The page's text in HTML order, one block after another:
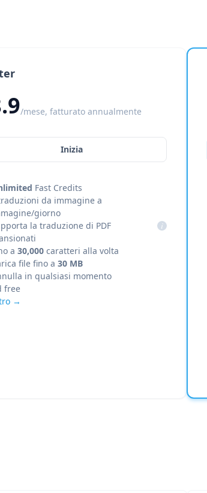
/mese, fatturato annualmente
Inizia
Fast Credits
da immagine a
giorno
la traduzione di PDF
i
a 30,000 caratteri alla volta
file fino a 30 MB
in qualsiasi momento
free
→